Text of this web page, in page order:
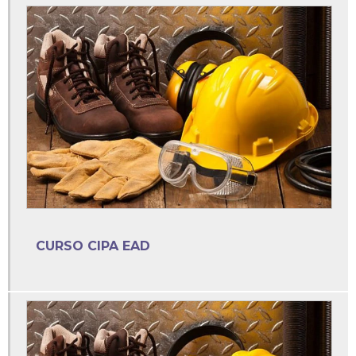
Curso cipa online
Cursos sst online
Dosimetria de ruído
Elaboração ltcat
Eletrocardiograma em medicina do trabalho
Eletroencefalograma em medicina do trabalho
Empresa de consultoria e treinamento de segurança do
Empresa ltcat
CURSO CIPA EAD